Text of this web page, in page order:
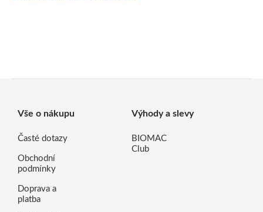
Vše o nákupu
Časté dotazy
Obchodní
podmínky
Doprava a
platba
Výhody a slevy
BIOMAC
Club